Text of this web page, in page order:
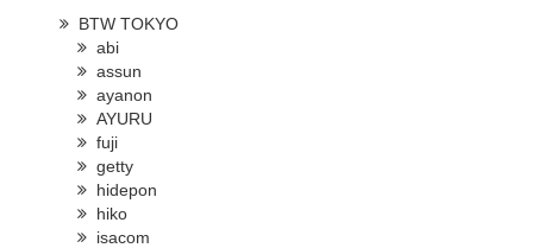
BTW TOKYO
abi
assun
ayanon
AYURU
fuji
getty
hidepon
hiko
isacom